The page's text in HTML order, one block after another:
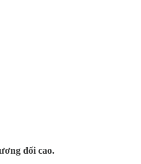
đối cao.